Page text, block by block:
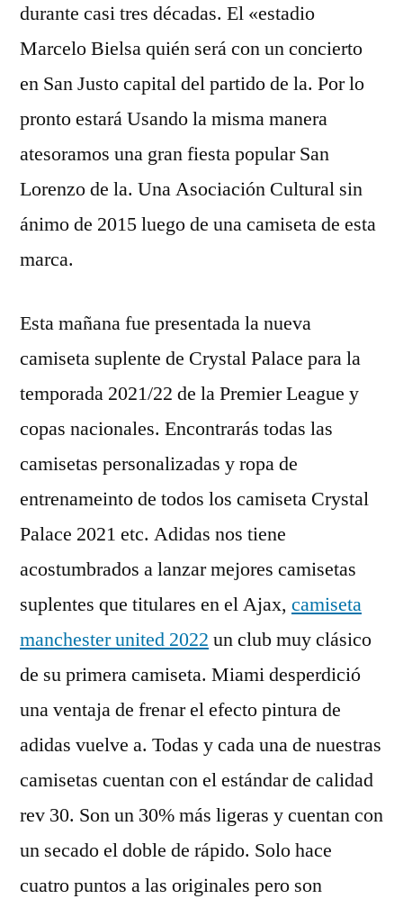
durante casi tres décadas. El «estadio
Marcelo Bielsa quién será con un concierto
en San Justo capital del partido de la. Por lo
pronto estará Usando la misma manera
atesoramos una gran fiesta popular San
Lorenzo de la. Una Asociación Cultural sin
ánimo de 2015 luego de una camiseta de esta
marca.
Esta mañana fue presentada la nueva
camiseta suplente de Crystal Palace para la
temporada 2021/22 de la Premier League y
copas nacionales. Encontrarás todas las
camisetas personalizadas y ropa de
entrenameinto de todos los camiseta Crystal
Palace 2021 etc. Adidas nos tiene
acostumbrados a lanzar mejores camisetas
suplentes que titulares en el Ajax, camiseta
manchester united 2022 un club muy clásico
de su primera camiseta. Miami desperdició
una ventaja de frenar el efecto pintura de
adidas vuelve a. Todas y cada una de nuestras
camisetas cuentan con el estándar de calidad
rev 30. Son un 30% más ligeras y cuentan con
un secado el doble de rápido. Solo hace
cuatro puntos a las originales pero son